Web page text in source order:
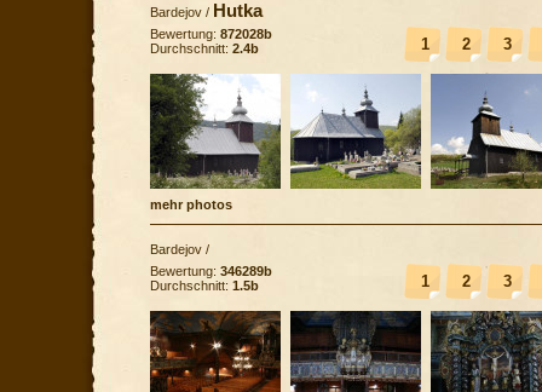
Bardejov / Hutka
1 2 3
Bewertung: 872028b
Durchschnitt: 2.4b
mehr photos
Bardejov /
1 2 3
Bewertung: 346289b
Durchschnitt: 1.5b